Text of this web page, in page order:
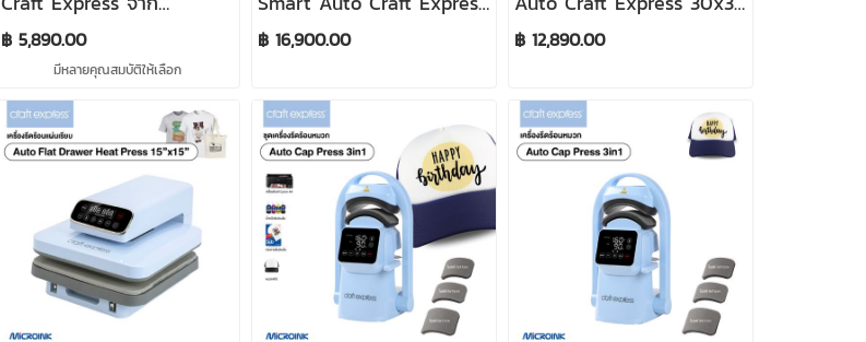
Microink (เครื่องเปล่า)
฿ 5,890.00
มีหลายคุณสมบัติให้เลือก
30x38 cm (12x15") (220V)
฿ 16,900.00
cm (12x15") (220V)
฿ 12,890.00